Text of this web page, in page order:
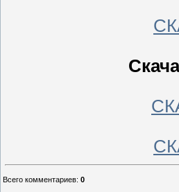
Всего комментариев: 0